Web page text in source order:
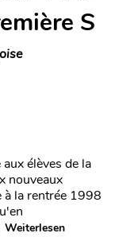
S
élèves de la
nouveaux
à la rentrée 1998
Weiterlesen